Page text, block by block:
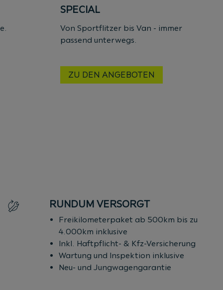
SPECIAL
Von Sportflitzer bis Van - immer
passend unterwegs.
ZU DEN ANGEBOTEN
RUNDUM VERSORGT
Freikilometerpaket ab 500km bis zu
4.000km inklusive
Inkl. Haftpflicht- & Kfz-Versicherung
Wartung und Inspektion inklusive
Neu- und Jungwagengarantie